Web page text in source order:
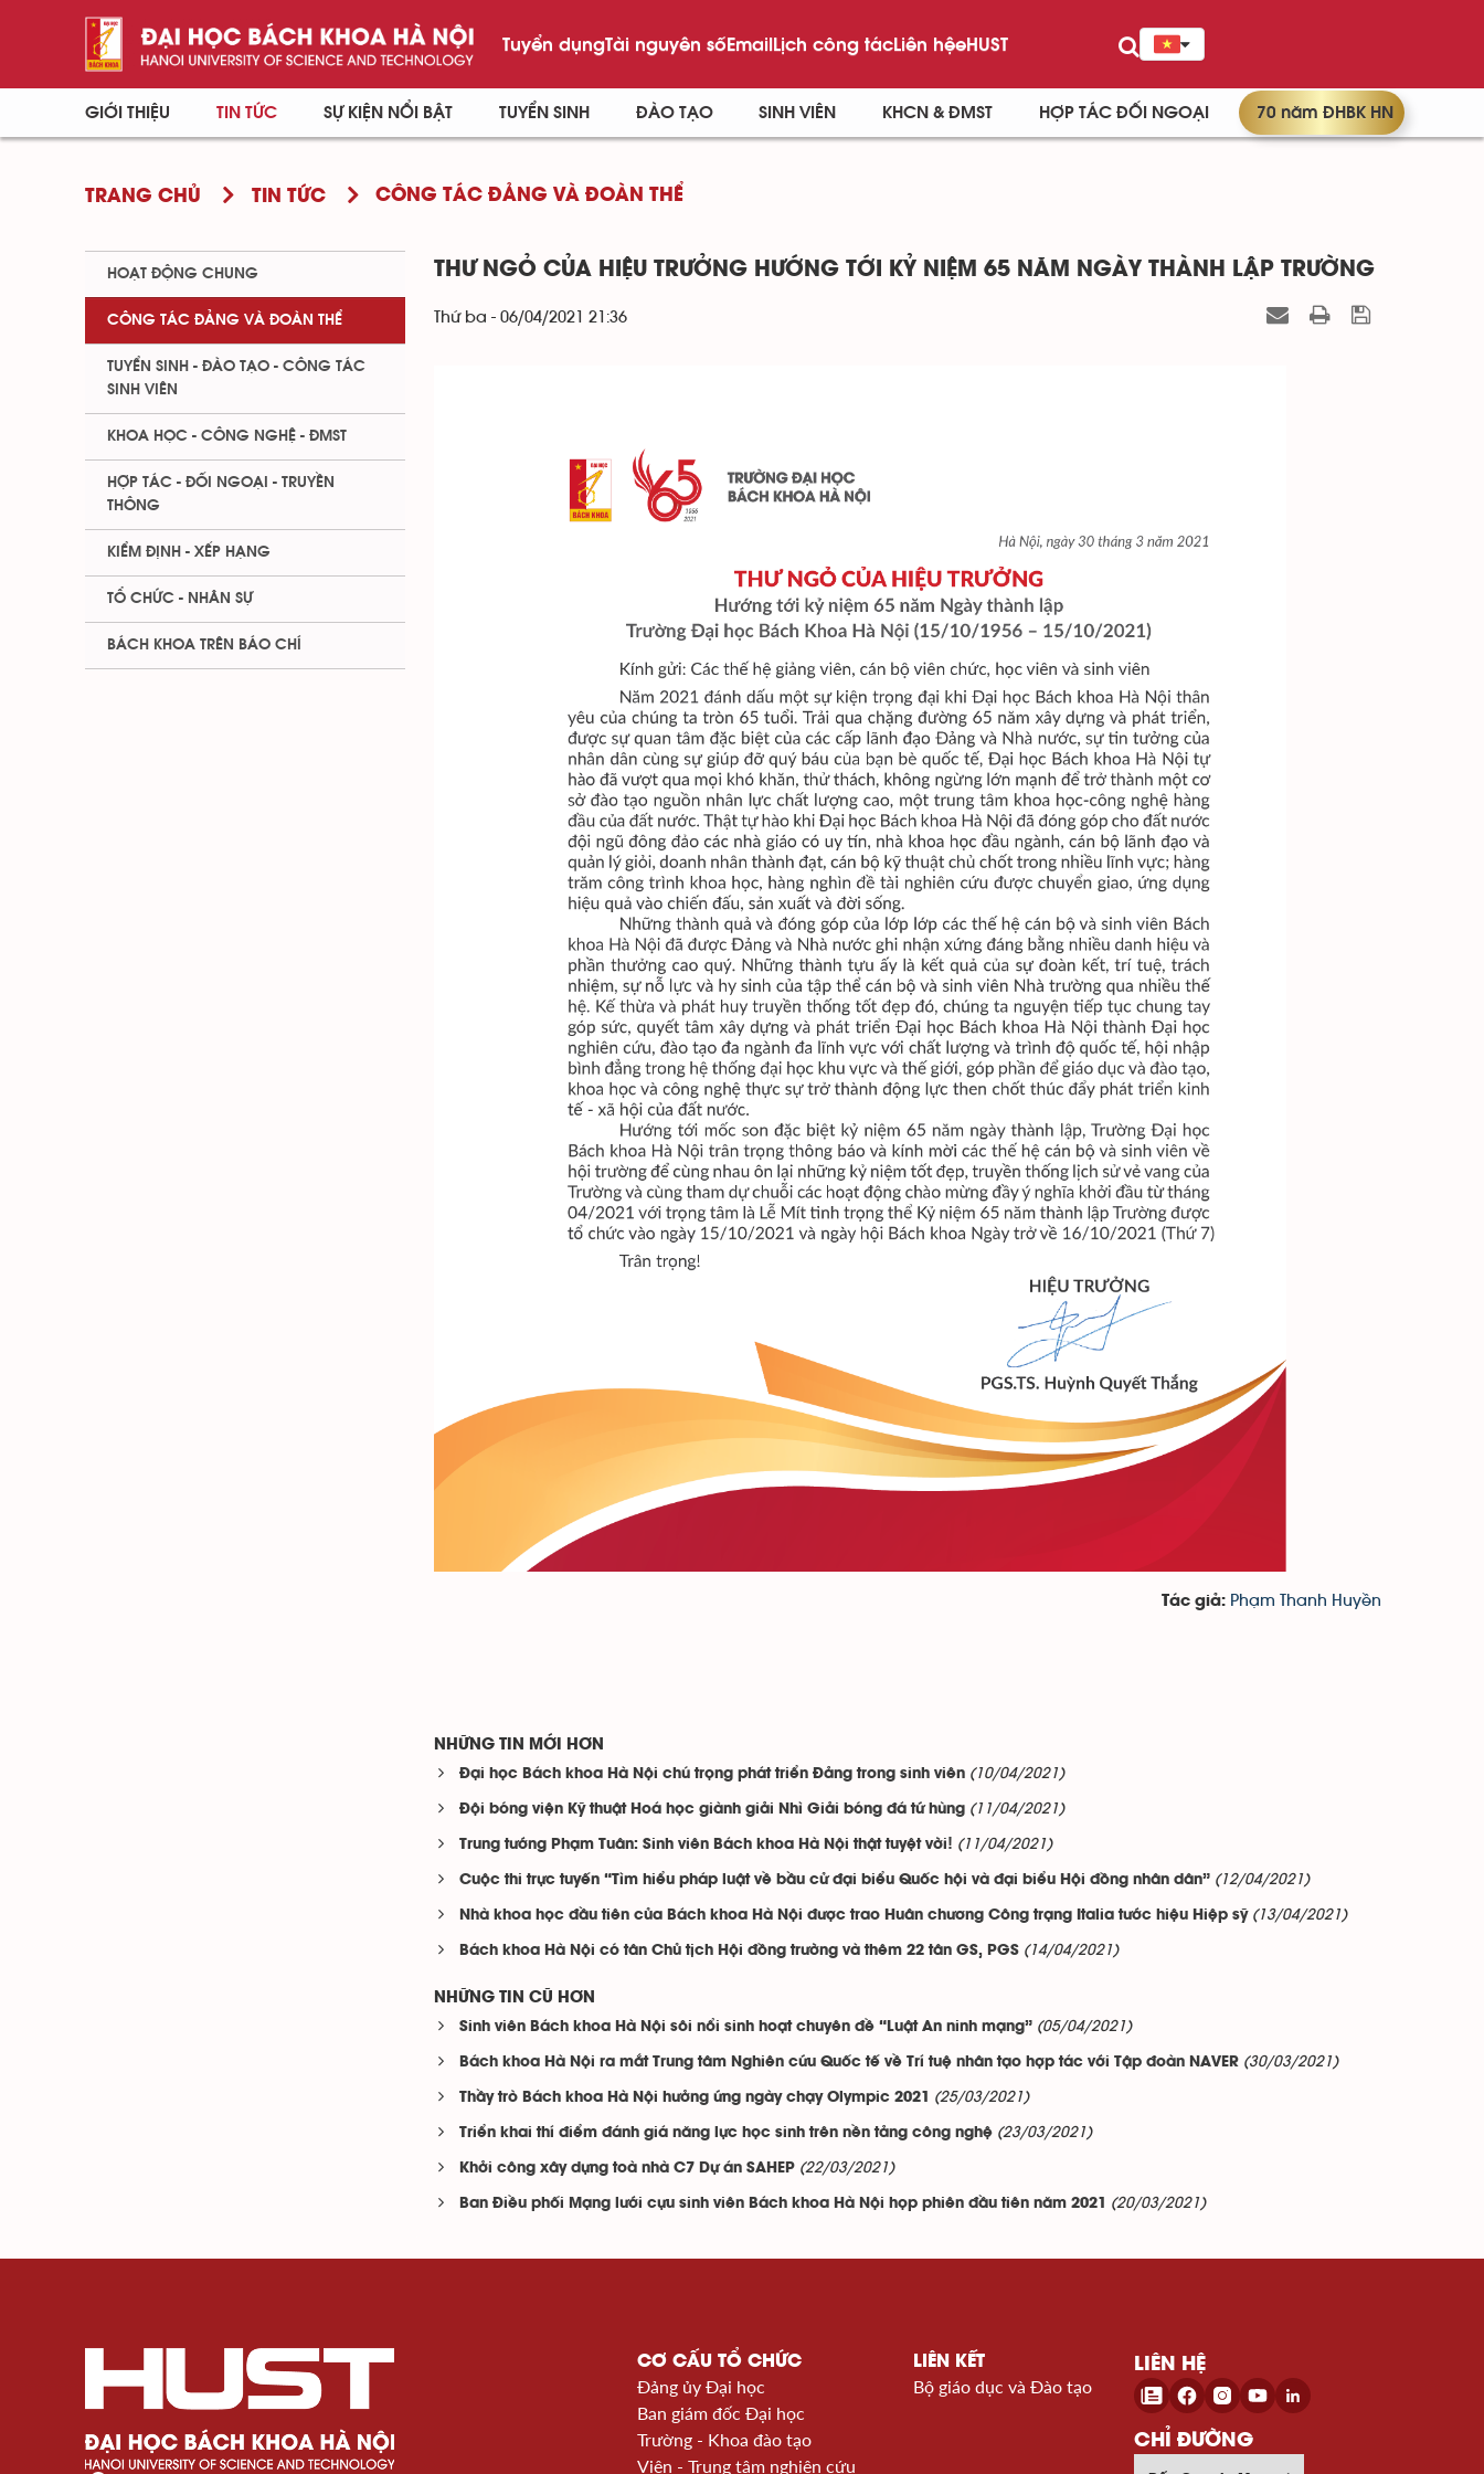
Tuyển dụngTài nguyên sốEmailLịch công tácLiên hệeHUST
GIỚI THIỆU TIN TỨC SỰ KIỆN NỔI BẬT TUYỂN SINH ĐÀO TẠO SINH VIÊN KHCN & ĐMST HỢP TÁC ĐỐI NGOẠI 70 năm ĐHBK HN
TRANG CHỦ TIN TỨC CÔNG TÁC ĐẢNG VÀ ĐOÀN THỂ
THƯ NGỎ CỦA HIỆU TRƯỞNG HƯỚNG TỚI KỶ NIỆM 65 NĂM NGÀY THÀNH LẬP TRƯỜNG
Thứ ba - 06/04/2021 21:36
Tác giả: Phạm Thanh Huyền
NHỮNG TIN MỚI HƠN
Đại học Bách khoa Hà Nội chú trọng phát triển Đảng trong sinh viên (10/04/2021)
Đội bóng viện Kỹ thuật Hoá học giành giải Nhì Giải bóng đá tứ hùng (11/04/2021)
Trung tướng Phạm Tuân: Sinh viên Bách khoa Hà Nội thật tuyệt vời! (11/04/2021)
Cuộc thi trực tuyến “Tìm hiểu pháp luật về bầu cử đại biểu Quốc hội và đại biểu Hội đồng nhân dân” (12/04/2021)
Nhà khoa học đầu tiên của Bách khoa Hà Nội được trao Huân chương Công trạng Italia tước hiệu Hiệp sỹ (13/04/2021)
Bách khoa Hà Nội có tân Chủ tịch Hội đồng trường và thêm 22 tân GS, PGS (14/04/2021)
NHỮNG TIN CŨ HƠN
Sinh viên Bách khoa Hà Nội sôi nổi sinh hoạt chuyên đề “Luật An ninh mạng” (05/04/2021)
Bách khoa Hà Nội ra mắt Trung tâm Nghiên cứu Quốc tế về Trí tuệ nhân tạo hợp tác với Tập đoàn NAVER (30/03/2021)
Thầy trò Bách khoa Hà Nội hưởng ứng ngày chạy Olympic 2021 (25/03/2021)
Triển khai thí điểm đánh giá năng lực học sinh trên nền tảng công nghệ (23/03/2021)
Khởi công xây dựng toà nhà C7 Dự án SAHEP (22/03/2021)
Ban Điều phối Mạng lưới cựu sinh viên Bách khoa Hà Nội họp phiên đầu tiên năm 2021 (20/03/2021)
HOẠT ĐỘNG CHUNG
CÔNG TÁC ĐẢNG VÀ ĐOÀN THỂ
TUYỂN SINH - ĐÀO TẠO - CÔNG TÁC
SINH VIÊN
KHOA HỌC - CÔNG NGHỆ - ĐMST
HỢP TÁC - ĐỐI NGOẠI - TRUYỀN
THÔNG
KIỂM ĐỊNH - XẾP HẠNG
TỔ CHỨC - NHÂN SỰ
BÁCH KHOA TRÊN BÁO CHÍ
CƠ CẤU TỔ CHỨC
Đảng ủy Đại học
Ban giám đốc Đại học
Trường - Khoa đào tạo
Viện - Trung tâm nghiên cứu
LIÊN KẾT
Bộ giáo dục và Đào tạo
LIÊN HỆ
CHỈ ĐƯỜNG